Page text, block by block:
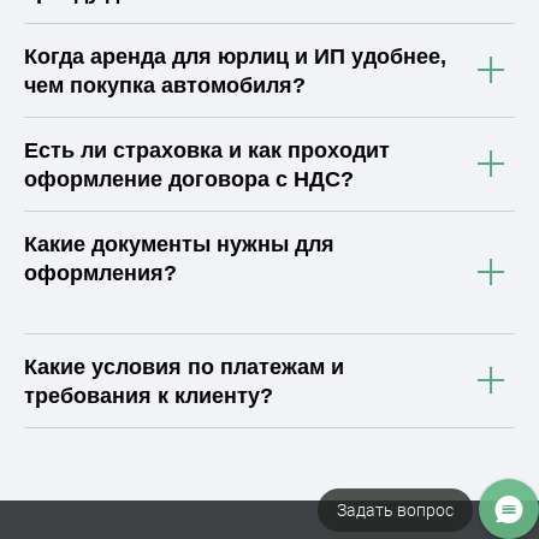
Когда аренда для юрлиц и ИП удобнее,
чем покупка автомобиля?
Есть ли страховка и как проходит
оформление договора с НДС?
Какие документы нужны для
оформления?
Какие условия по платежам и
требования к клиенту?
Задать вопрос